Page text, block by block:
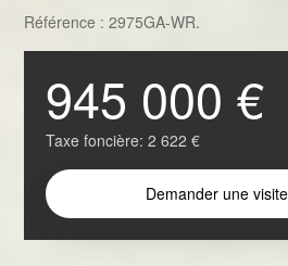
945 000 €
Taxe foncière: 2 622 €
Demander une visite
Référence : 2975GA-WR.